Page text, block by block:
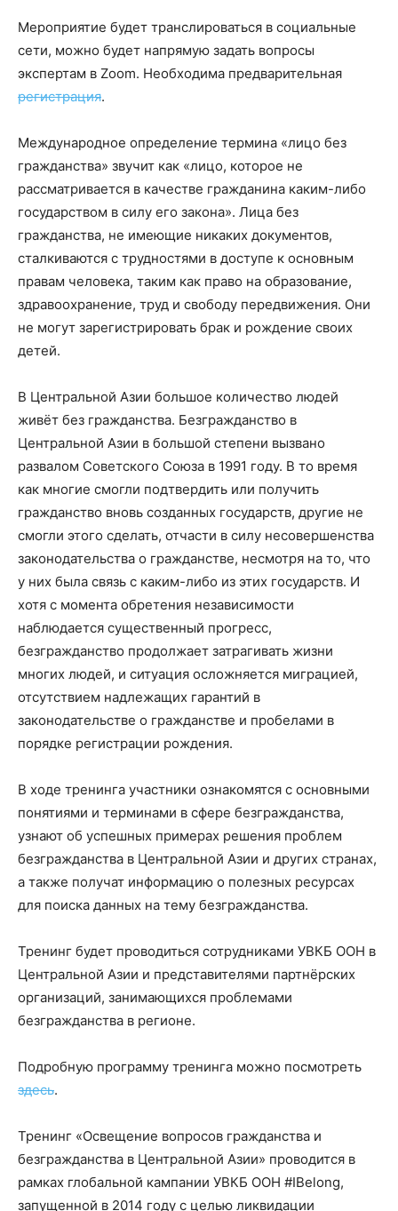
Мероприятие будет транслироваться в социальные
сети, можно будет напрямую задать вопросы
экспертам в Zoom. Необходима предварительная
регистрация.
Международное определение термина «лицо без
гражданства» звучит как «лицо, которое не
рассматривается в качестве гражданина каким-либо
государством в силу его закона». Лица без
гражданства, не имеющие никаких документов,
сталкиваются с трудностями в доступе к основным
правам человека, таким как право на образование,
здравоохранение, труд и свободу передвижения. Они
не могут зарегистрировать брак и рождение своих
детей.
В Центральной Азии большое количество людей
живёт без гражданства. Безгражданство в
Центральной Азии в большой степени вызвано
развалом Советского Союза в 1991 году. В то время
как многие смогли подтвердить или получить
гражданство вновь созданных государств, другие не
смогли этого сделать, отчасти в силу несовершенства
законодательства о гражданстве, несмотря на то, что
у них была связь с каким-либо из этих государств. И
хотя с момента обретения независимости
наблюдается существенный прогресс,
безгражданство продолжает затрагивать жизни
многих людей, и ситуация осложняется миграцией,
отсутствием надлежащих гарантий в
законодательстве о гражданстве и пробелами в
порядке регистрации рождения.
В ходе тренинга участники ознакомятся с основными
понятиями и терминами в сфере безгражданства,
узнают об успешных примерах решения проблем
безгражданства в Центральной Азии и других странах,
а также получат информацию о полезных ресурсах
для поиска данных на тему безгражданства.
Тренинг будет проводиться сотрудниками УВКБ ООН в
Центральной Азии и представителями партнёрских
организаций, занимающихся проблемами
безгражданства в регионе.
Подробную программу тренинга можно посмотреть
здесь.
Тренинг «Освещение вопросов гражданства и
безгражданства в Центральной Азии» проводится в
рамках глобальной кампании УВКБ ООН #IBelong,
запущенной в 2014 году с целью ликвидации